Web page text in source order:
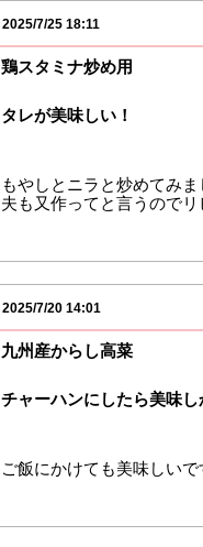
2025/7/25 18:11
鶏スタミナ炒め用
タレが美味しい！
もやしとニラと炒めてみ
夫も又作ってと言うのでリ
2025/7/20 14:01
九州産からし高菜
チャーハンにしたら美味し
ご飯にかけても美味しい